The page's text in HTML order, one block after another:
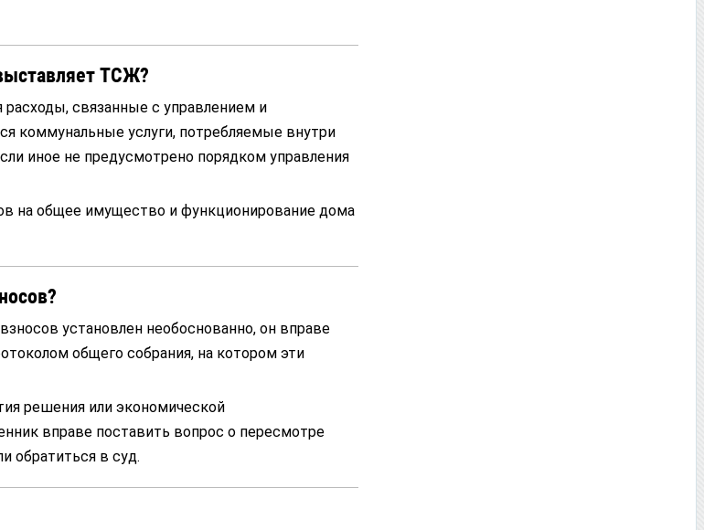
ТСЖ?
связанные с управлением и
коммунальные услуги, потребляемые внутри
иное не предусмотрено порядком управления
на общее имущество и функционирование дома
установлен необоснованно, он вправе
общего собрания, на котором эти
решения или экономической
вправе поставить вопрос о пересмотре
обратиться в суд.